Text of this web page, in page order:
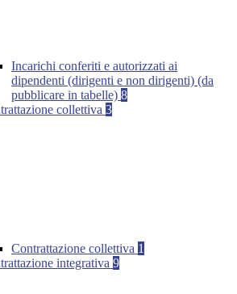
Incarichi conferiti e autorizzati ai
dipendenti (dirigenti e non dirigenti) (da
pubblicare in tabelle) 8
collettiva 3
Contrattazione collettiva 1
integrativa 9